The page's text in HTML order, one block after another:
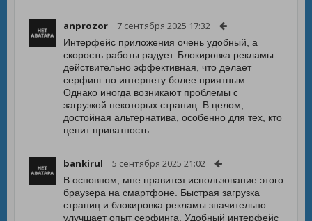
anprozor 7 сентября 2025 17:32
Интерфейс приложения очень удобный, а
скорость работы радует. Блокировка рекламы
действительно эффективная, что делает
серфинг по интернету более приятным.
Однако иногда возникают проблемы с
загрузкой некоторых страниц. В целом,
достойная альтернатива, особенно для тех, кто
ценит приватность.
bankirul 5 сентября 2025 21:02
В основном, мне нравится использование этого
браузера на смартфоне. Быстрая загрузка
страниц и блокировка рекламы значительно
улучшает опыт серфинга. Удобный интерфейс